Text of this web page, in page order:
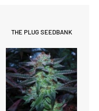
THE PLUG SEEDBANK